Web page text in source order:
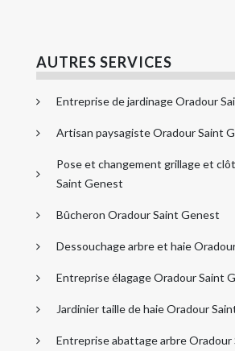
AUTRES SERVICES
Entreprise de jardinage Oradour
Artisan paysagiste Oradour Saint
Pose et changement grillage et
Saint Genest
Bûcheron Oradour Saint Genest
Dessouchage arbre et haie
Entreprise élagage Oradour Saint
Jardinier taille de haie Oradour
Entreprise abattage arbre Oradour